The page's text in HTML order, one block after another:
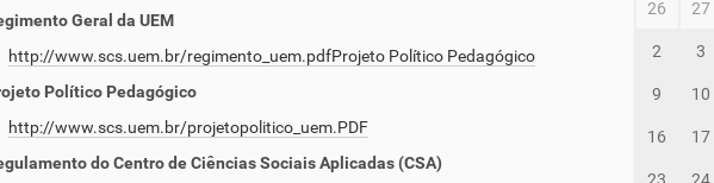
Geral da UEM
http://www.scs.uem.br/regimento_uem.pdfProjeto Político Pedagógico
Político Pedagógico
http://www.scs.uem.br/projetopolitico_uem.PDF
do Centro de Ciências Sociais Aplicadas (CSA)
26 27
2 3
9 10
16 17